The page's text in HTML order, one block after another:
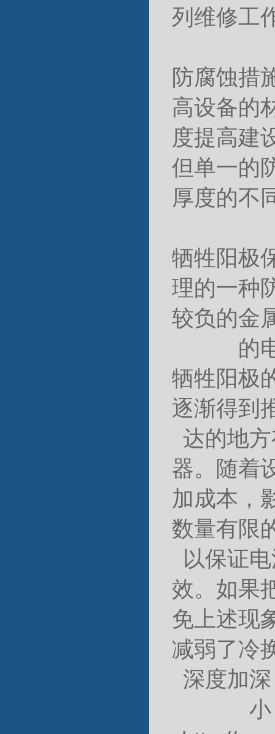
列维修工
防腐蚀措
高设备的
度提高建
但单一的
厚度的不
牺牲阳极
理的一种
较负的金
的
牺牲阳极
逐渐得到
达的地
器。随着
加成本，
数量有限
以保证
效。如果
免上述现
减弱了冷
深度加